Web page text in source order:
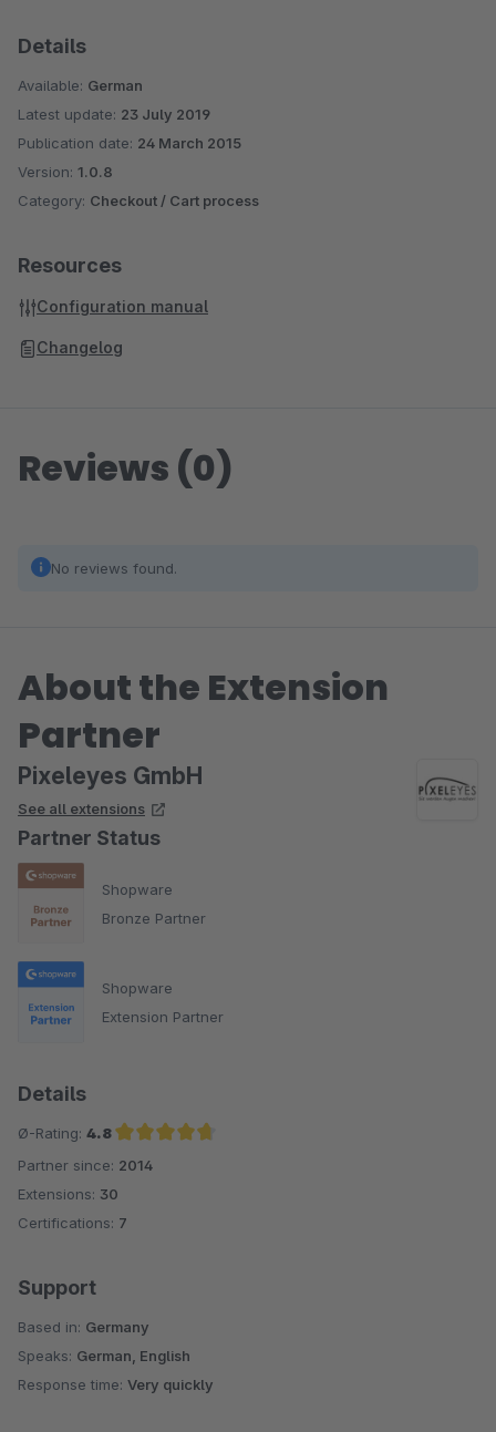
Details
Available: German
Latest update: 23 July 2019
Publication date: 24 March 2015
Version: 1.0.8
Category: Checkout / Cart process
Resources
Configuration manual
Changelog
Reviews (0)
No reviews found.
About the Extension
Partner
Pixeleyes GmbH
See all extensions
Partner Status
Shopware
Bronze Partner
Shopware
Extension Partner
Details
Ø-Rating: 4.8
Average rating of 4.8 out of 5 stars
Partner since: 2014
Extensions: 30
Certifications: 7
Support
Based in: Germany
Speaks: German, English
Response time: Very quickly